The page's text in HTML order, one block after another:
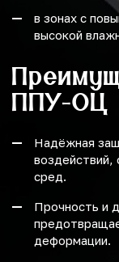
в зонах с
высокой
ППУ-ОЦ
Надёжная
воздействий,
сред.
Прочность и
деформации.